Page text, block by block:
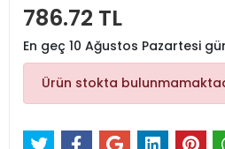
786.72 TL
En geç 10 Ağustos Pazartesi
Ürün stokta